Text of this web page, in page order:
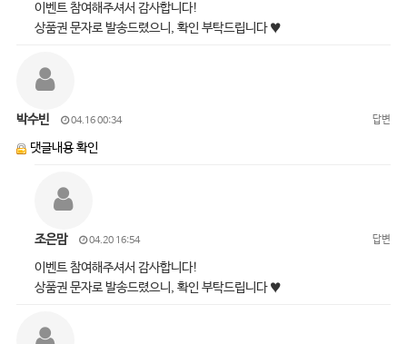
이벤트 참여해주셔서 감사합니다!
상품권 문자로 발송드렸으니, 확인 부탁드립니다 ♥
박수빈 04.16 00:34 답변
댓글내용 확인
조은맘 04.20 16:54 답변
이벤트 참여해주셔서 감사합니다!
상품권 문자로 발송드렸으니, 확인 부탁드립니다 ♥